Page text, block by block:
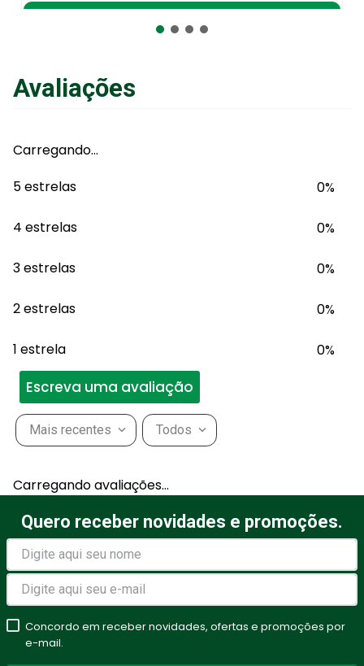
R$23,75no Pix
ouR$
Avaliações
Carregando…
5 estrelas
0%
4 estrelas 0%
3 estrelas 0%
2 estrelas 0%
1 estrela 0%
Escreva uma avaliação
Avalie o produto de 1 a 5
estrelas
★★★★★
Mais recentes Todos
Carregando avaliações…
Quero receber novidades e promoções.
Concordo em receber novidades, ofertas e promoções por
e-mail.